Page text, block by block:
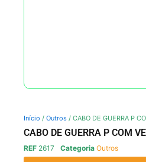
Início / Outros / CABO DE GUERRA P
CABO DE GUERRA P COM
REF 2617 Categoria Outros